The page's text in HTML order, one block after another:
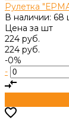
Рулетка
В наличии: 68
Цена за шт
224 руб.
224 руб.
-0%
-